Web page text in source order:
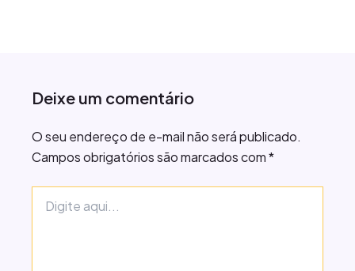
Deixe um comentário
O seu endereço de e-mail não será publicado.
Campos obrigatórios são marcados com*
aqui...